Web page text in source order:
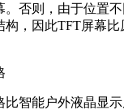
否则，由于位置不
构，因此TFT屏幕比
智能户外液晶显示